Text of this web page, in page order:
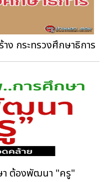
ง กระทรวงศึกษาธิการ
ต้องพัฒนา "ครู"